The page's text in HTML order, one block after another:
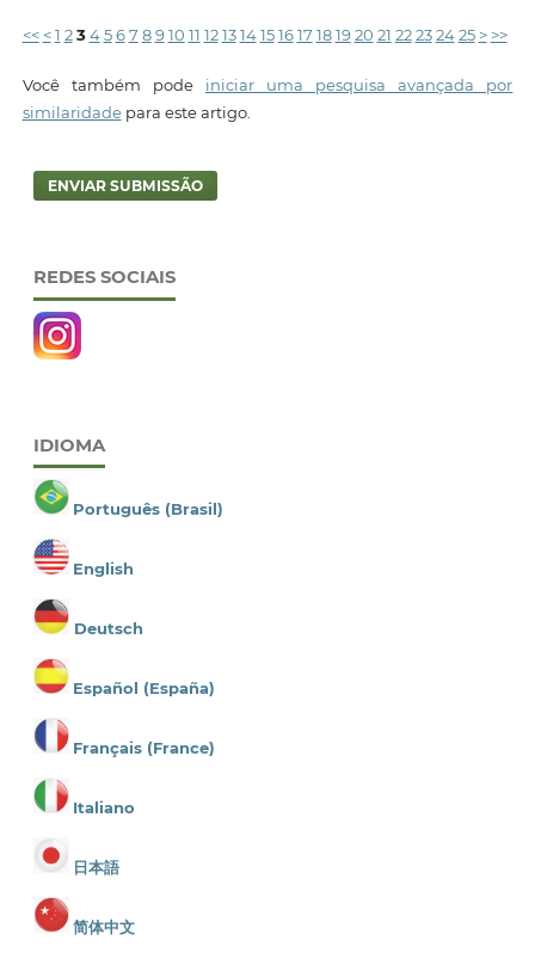
<< < 1 2 3 4 5 6 7 8 9 10 11 12 13 14 15 16 17 18 19 20 21 22 23 24 25 > >>
Você também pode iniciar uma pesquisa avançada por
similaridadepara este artigo.
ENVIAR SUBMISSÃO
REDES SOCIAIS
IDIOMA
Português (Brasil)
English
Deutsch
Español (España)
Français (France)
Italiano
日本語
简体中文